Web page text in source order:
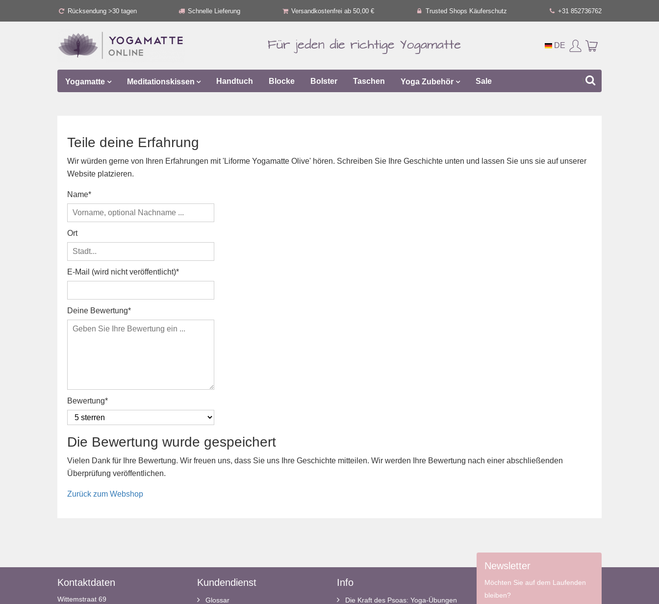
Rücksendung >30 tagen Schnelle Lieferung Versandkostenfrei ab 50,00 € Trusted Shops Käuferschutz +31 852736762
DE
Yogamatte Meditationskissen Handtuch Blocke Bolster Taschen Yoga Zubehör Sale
Teile deine Erfahrung
Wir würden gerne von Ihren Erfahrungen mit 'Liforme Yogamatte Olive' hören. Schreiben Sie Ihre Geschichte unten und lassen Sie uns sie auf unserer
Website platzieren.
Name
Ort
E-Mail (wird nicht veröffentlicht)
Deine Bewertung
Bewertung
Die Bewertung wurde gespeichert
Vielen Dank für Ihre Bewertung. Wir freuen uns, dass Sie uns Ihre Geschichte mitteilen. Wir werden Ihre Bewertung nach einer abschließenden
Überprüfung veröffentlichen.
Zurück zum Webshop
Kontaktdaten
Wittemstraat 69
Kundendienst
Glossar
Info
Die Kraft des Psoas: Yoga-Übungen
Newsletter
Möchten Sie auf dem Laufenden
bleiben?